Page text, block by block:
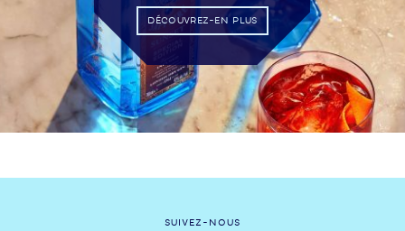
DÉCOUVREZ-EN PLUS
SUIVEZ-NOUS